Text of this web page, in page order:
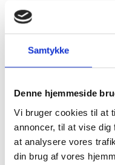
Samtykke
Denne hjemmeside
Vi bruger cookies til at
annoncer, til at vise
at analysere vores
din brug af vores
Pro/14 Pro Max
79 kr.